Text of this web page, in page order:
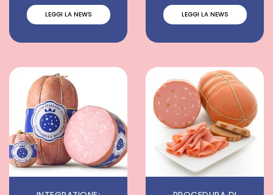
LEGGI LA NEWS LEGGI LA NEWS